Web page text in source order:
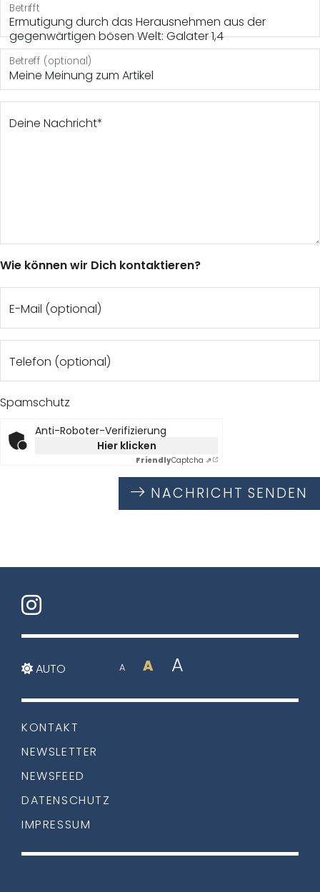
Ermutigung durch das Herausnehmen aus der
gegenwärtigen bösen Welt: Galater 1,4
Betrifft
Betreff (optional)
Deine Nachricht*
Wie können wir Dich kontaktieren?
E-Mail (optional)
Telefon (optional)
Spamschutz
Anti-Roboter-Verifizierung
Hier klicken
FriendlyCaptcha ⇗
NACHRICHT SENDEN
AUTO A A A
KONTAKT
NEWSLETTER
NEWSFEED
DATENSCHUTZ
IMPRESSUM